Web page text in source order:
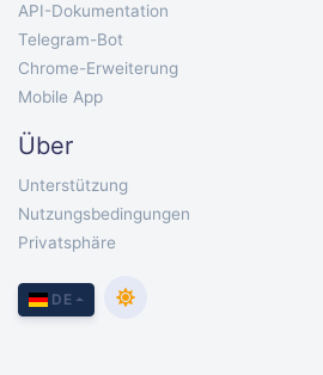
API-Dokumentation
Telegram-Bot
Chrome-Erweiterung
Mobile App
Über
Unterstützung
Nutzungsbedingungen
Privatsphäre
DE